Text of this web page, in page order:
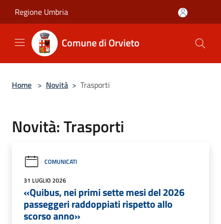
Regione Umbria
Comune di Orvieto
Home > Novità > Trasporti
Novità: Trasporti
COMUNICATI
31 LUGLIO 2026
«Quibus, nei primi sette mesi del 2026
passeggeri raddoppiati rispetto allo
scorso anno»